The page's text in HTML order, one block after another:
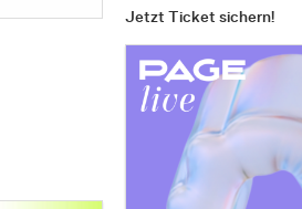
Jetzt Ticket sichern!